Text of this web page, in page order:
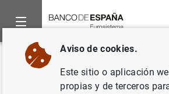
Inicio Noticias y eventos
Volver
Entrevista al
Aviso de cookies.
Este sitio o aplicación
propias y de terceros